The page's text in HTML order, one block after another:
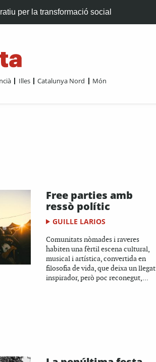
per la transformació social
Illes Catalunya Nord Món
Free parties amb
ressò polític
GUILLE LARIOS
Comunitats nòmades i raveres
habiten una fèrtil escena cultural,
musical i artística, convertida en
filosofia de vida, que deixa un llegat
inspirador, però poc reconegut,...